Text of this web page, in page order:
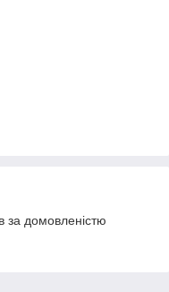
за домовленістю